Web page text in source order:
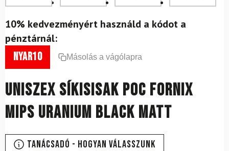
10% kedvezményért használd a kódot a
pénztárnál:
nyar10 Másolás a vágólapra
Uniszex síkisisak POC Fornix
Mips Uranium Black Matt
Tanácsadó - Hogyan válasszunk